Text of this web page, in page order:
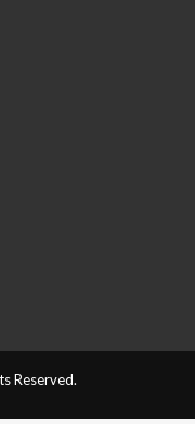
Reserved.